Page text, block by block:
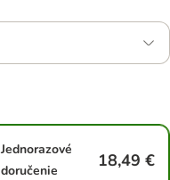
Jednorazové
doručenie
18,49 €